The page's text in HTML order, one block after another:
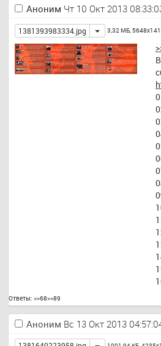
Аноним Чт 10 Окт 2013
1381393983334.jpg Toggle
3,32 МБ,
Ответы: >>68>>89
Аноним Вс 13 Окт 2013